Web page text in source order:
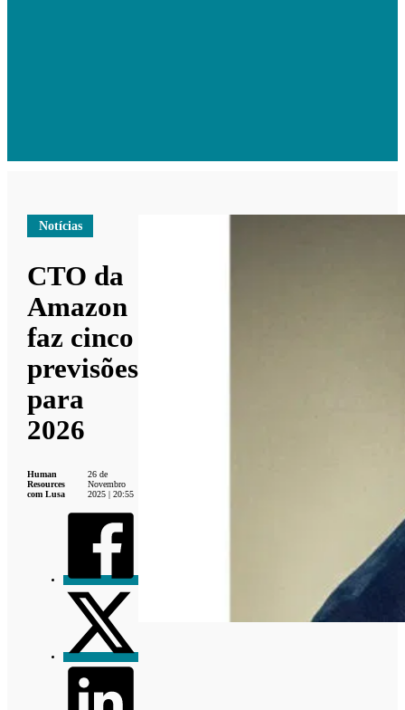
Notícias
CTO da
Amazon
faz cinco
previsões
para
2026
Human
Resources
com Lusa
26 de
Novembro
2025 | 20:55